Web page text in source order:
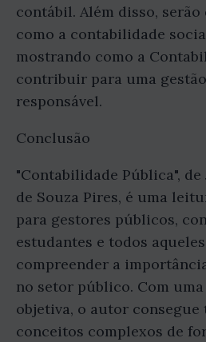
contábil. Além disso,
como a contabilidade
mostrando como a
contribuir para uma
responsável.
Conclusão
"Contabilidade Pública",
de Souza Pires, é uma
para gestores públicos,
estudantes e todos
compreender a
no setor público. Com
objetiva, o autor
conceitos complexos de